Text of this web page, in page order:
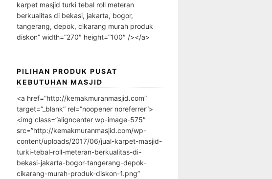
karpet masjid turki tebal roll meteran
berkualitas di bekasi, jakarta, bogor,
tangerang, depok, cikarang murah produk
diskon” width=”270″ height=”100″ /></a>
PILIHAN PRODUK PUSAT
KEBUTUHAN MASJID
<a href=”http://kemakmuranmasjid.com”
target=”_blank” rel=”noopener noreferrer”>
<img class=”aligncenter wp-image-575″
src=”http://kemakmuranmasjid.com/wp-
content/uploads/2017/06/jual-karpet-masjid-
turki-tebal-roll-meteran-berkualitas-di-
bekasi-jakarta-bogor-tangerang-depok-
cikarang-murah-produk-diskon-1.png”